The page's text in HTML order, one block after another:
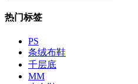
热门标签
PS
条绒布鞋
千层底
MM